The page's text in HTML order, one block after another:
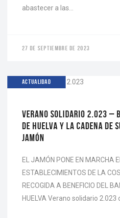
abastecer a las…
27 DE SEPTIEMBRE DE 2023
ACTUALIDAD
VERANO SOLIDARIO 2.023 –
DE HUELVA Y LA CADENA DE
JAMÓN
EL JAMÓN PONE EN MARCHA
ESTABLECIMIENTOS DE LA
RECOGIDA A BENEFICIO DEL
HUELVA Verano solidario 2.023